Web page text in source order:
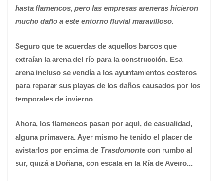
hasta flamencos, pero las empresas areneras hicieron
mucho daño a este entorno fluvial maravilloso.
Seguro que te acuerdas de aquellos barcos que
extraían la arena del río para la construcción. Esa
arena incluso se vendía a los ayuntamientos costeros
para reparar sus playas de los daños causados por los
temporales de invierno.
Ahora, los flamencos pasan por aquí, de casualidad,
alguna primavera. Ayer mismo he tenido el placer de
avistarlos por encima de Trasdomonte con rumbo al
sur, quizá a Doñana, con escala en la Ría de Aveiro...